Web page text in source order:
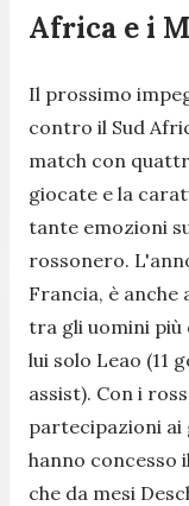
Africa e i
Il prossimo
contro il Sud
match con
giocate e la
tante emozioni
rossonero.
Francia, è anche
tra gli uomini più
lui solo Leao (11
assist). Con i
partecipazioni ai
hanno concesso
che da mesi